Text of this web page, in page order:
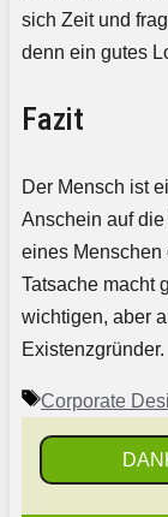
sich Zeit und
denn ein gutes
Fazit
Der Mensch ist
Anschein auf
eines Menschen
Tatsache macht
wichtigen, aber
Existenzgründer.
Schlagwörter
Corporate